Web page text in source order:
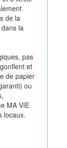
de la
la
pas
et
de papier
ou
MA VIE
locaux.